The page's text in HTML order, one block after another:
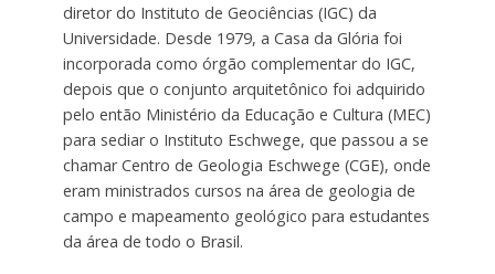
diretor do Instituto de Geociências (IGC) da
Universidade. Desde 1979, a Casa da Glória foi
incorporada como órgão complementar do IGC,
depois que o conjunto arquitetônico foi adquirido
pelo então Ministério da Educação e Cultura (MEC)
para sediar o Instituto Eschwege, que passou a se
chamar Centro de Geologia Eschwege (CGE), onde
eram ministrados cursos na área de geologia de
campo e mapeamento geológico para estudantes
da área de todo o Brasil.